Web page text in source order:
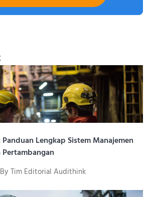
Lengkap Sistem Manajemen
Pertambangan
By Tim Editorial Audithink
proses evaluasi sistematis untuk